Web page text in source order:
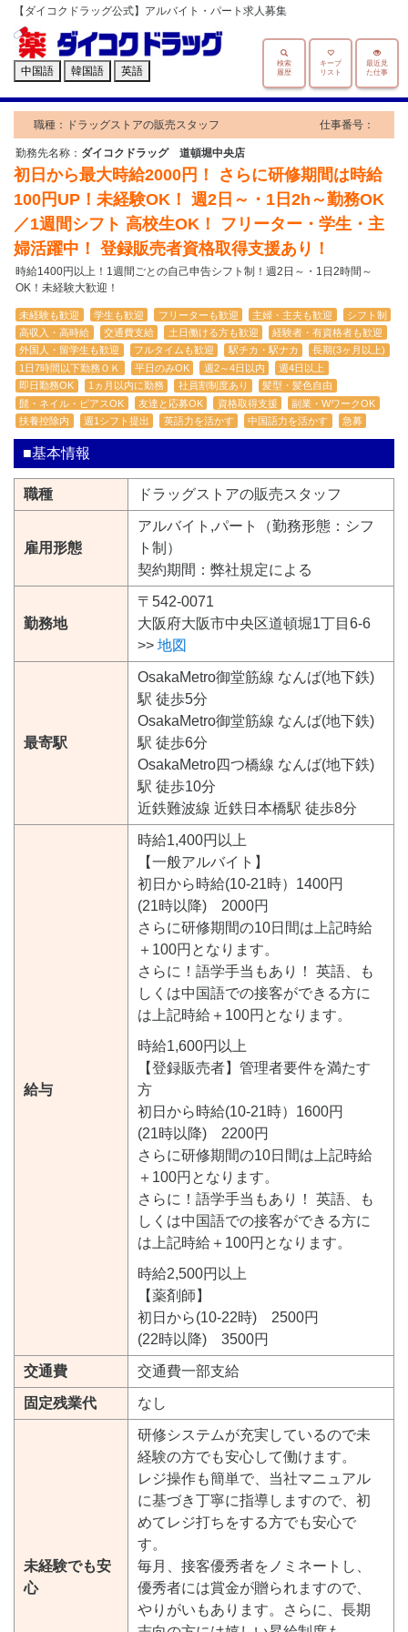
【ダイコクドラッグ公式】アルバイト・パート求人募集
中国語 韓国語 英語
最近見
た仕事
キープ
リスト
検索
履歴
職種：ドラッグストアの販売スタッフ 仕事番号：
勤務先名称： ダイコクドラッグ 道頓堀中央店
初日から最大時給2000円！ さらに研修期間は時給
100円UP！未経験OK！ 週2日～・1日2h～勤務OK
／1週間シフト 高校生OK！ フリーター・学生・主
婦活躍中！ 登録販売者資格取得支援あり！
時給1400円以上！1週間ごとの自己申告シフト制！週2日～・1日2時間～
OK！未経験大歓迎！
未経験も歓迎 学生も歓迎 フリーターも歓迎 主婦・主夫も歓迎
シフト制
高収入・高時給
交通費支給 土日働ける方も歓迎
経験者・有資格者も歓迎
外国人・留学生も歓迎
フルタイムも歓迎 駅チカ・駅ナカ
長期(3ヶ月以上)
1日7時間以下勤務ＯＫ
平日のみOK 週2～4日以内
週4日以上
即日勤務OK
1ヵ月以内に勤務 社員割制度あり
髪型・髪色自由
髭・ネイル・ピアスOK
友達と応募OK 資格取得支援
副業・WワークOK
扶養控除内
週1シフト提出 英語力を活かす 中国語力を活かす 急募
■基本情報
職種 ドラッグストアの販売スタッフ
雇用形態
アルバイト,パート（勤務形態：シフ
ト制）
契約期間：弊社規定による
勤務地
〒542-0071
大阪府大阪市中央区道頓堀1丁目6-6
>> 地図
最寄駅
OsakaMetro御堂筋線 なんば(地下鉄)
駅 徒歩5分
OsakaMetro御堂筋線 なんば(地下鉄)
駅 徒歩6分
OsakaMetro四つ橋線 なんば(地下鉄)
駅 徒歩10分
近鉄難波線 近鉄日本橋駅 徒歩8分
給与
時給1,400円以上
【一般アルバイト】
初日から時給(10-21時）1400円
(21時以降) 2000円
さらに研修期間の10日間は上記時給
＋100円となります。
さらに！語学手当もあり！ 英語、も
しくは中国語での接客ができる方に
は上記時給＋100円となります。
時給1,600円以上
【登録販売者】管理者要件を満たす
方
初日から時給(10-21時）1600円
(21時以降) 2200円
さらに研修期間の10日間は上記時給
＋100円となります。
さらに！語学手当もあり！ 英語、も
しくは中国語での接客ができる方に
は上記時給＋100円となります。
時給2,500円以上
【薬剤師】
初日から(10-22時) 2500円
(22時以降) 3500円
交通費 交通費一部支給
固定残業代 なし
未経験でも安
心
研修システムが充実しているので未
経験の方でも安心して働けます。
レジ操作も簡単で、当社マニュアル
に基づき丁寧に指導しますので、初
めてレジ打ちをする方でも安心で
す。
毎月、接客優秀者をノミネートし、
優秀者には賞金が贈られますので、
やりがいもあります。さらに、長期